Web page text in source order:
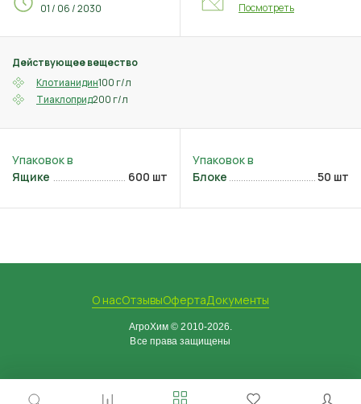
Действующее вещество
Клотианидин100 г/л
Тиаклоприд200 г/л
01 / 06 / 2030
Посмотреть
Ящике 600 шт Блоке 50 шт
О насОтзывыОфертаДокументы
АгроХим © 2010-2026.
Все права защищены